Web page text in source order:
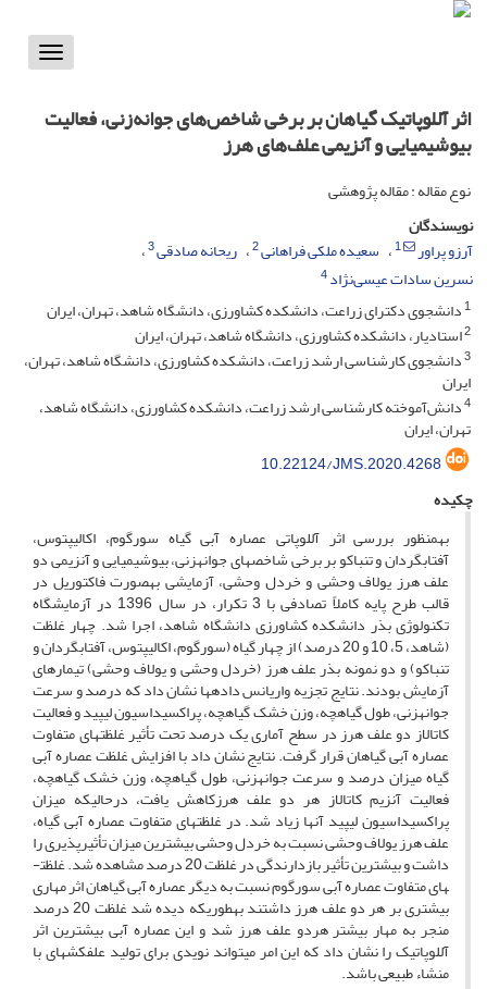
Toggle
اثر آللوپاتیک گیاهان بر برخی شاخص‌های جوانه‌زنی، فعالیت
بیوشیمیایی و آنزیمی علف‌های هرز
نوع مقاله : مقاله پژوهشی
نویسندگان
آرزو پراور
1 سعیده ملکی فراهانی2 ریحانه صادقی3
نسرین سادات عیسی‌نژاد4
1دانشجوی دکترای زراعت، دانشکده کشاورزی، دانشگاه شاهد، تهران، ایران
2استادیار، دانشکده کشاورزی، دانشگاه شاهد، تهران، ایران
3دانشجوی کارشناسی ارشد زراعت، دانشکده کشاورزی، دانشگاه شاهد، تهران،
ایران
4دانش‌آموخته کارشناسی ارشد زراعت، دانشکده کشاورزی، دانشگاه شاهد،
تهران، ایران
10.22124/JMS.2020.4268
چکیده
به­منظور بررسی اثر آللوپاتی عصاره آبی گیاه سورگوم، اکالیپتوس،
آفتابگردان و تنباکو بر برخی شاخص­های جوانه­زنی، بیوشیمیایی و آنزیمی دو
علف هرز یولاف وحشی و خردل وحشی، آزمایشی به­صورت فاکتوریل در
قالب طرح پایه کاملاً تصادفی با 3 تکرار، در سال 1396 در آزمایشگاه
تکنولوژی بذر دانشکده کشاورزی دانشگاه شاهد، اجرا شد. چهار غلظت
(شاهد، 5، 10 و 20 درصد) از چهار گیاه (سورگوم، اکالیپتوس، آفتابگردان و
تنباکو) و دو نمونه بذر علف هرز (خردل وحشی و یولاف وحشی) تیمارهای
آزمایش بودند. نتایج تجزیه واریانس داده­ها نشان داد که درصد و سرعت
جوانه­زنی، طول گیاهچه، وزن خشک گیاهچه، پراکسیداسیون لیپید و فعالیت
کاتالاز دو علف هرز در سطح آماری یک درصد تحت تأثیر غلظت­های متفاوت
عصاره آبی گیاهان قرار گرفت. نتایج نشان داد با افزایش غلظت عصاره آبی
گیاه میزان درصد و سرعت جوانه­زنی، طول گیاهچه، وزن خشک گیاهچه،
فعالیت آنزیم کاتالاز هر دو علف هرزکاهش یافت، در­حالی­که میزان
پراکسیداسیون لیپید آن­ها زیاد شد. در غلظت­های متفاوت عصاره آبی گیاه،
علف هرز یولاف وحشی نسبت به خردل وحشی بیش­ترین میزان تأثیرپذیری را
داشت و بیش­ترین تأثیر بازدارندگی در غلظت 20 درصد مشاهده شد. غلظت­
های متفاوت عصاره آبی سورگوم نسبت به دیگر عصاره آبی گیاهان اثر مهاری
بیش­تری بر هر دو علف هرز داشتند به­طوری­که دیده شد غلظت 20 درصد
منجر به مهار بیش­تر هردو علف هرز شد و این عصاره آبی بیش­ترین اثر
آللوپاتیک را نشان داد که این امر می­تواند نویدی برای تولید علف­کش­های با
منشاء طبیعی باشد.